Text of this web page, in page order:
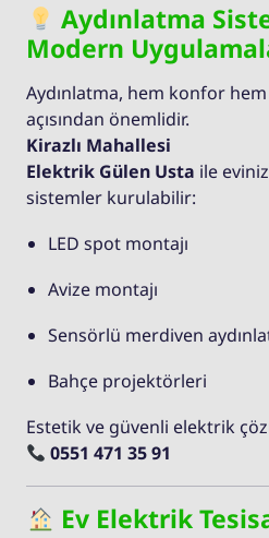
Aydınlatma
Modern
Aydınlatma, hem konfor
açısından önemlidir.
Kirazlı Mahallesi
Elektrik Gülen Usta ile
sistemler kurulabilir:
LED spot montajı
Avize montajı
Sensörlü merdiven
Bahçe projektörleri
Estetik ve güvenli elektrik
0551 471 35 91
Ev Elektrik